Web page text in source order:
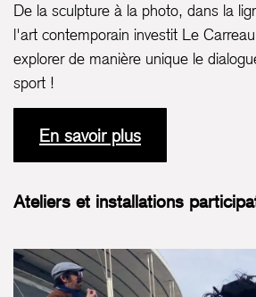
De la sculpture à la photo, dans la
l'art contemporain investit Le
explorer de manière unique le
sport !
En savoir plus
Ateliers et installations